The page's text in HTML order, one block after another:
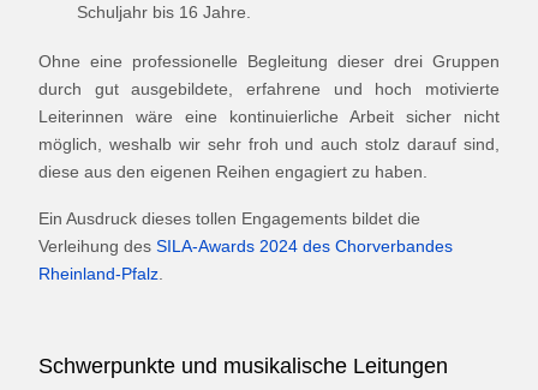
Schuljahr bis 16 Jahre.
Ohne eine professionelle Begleitung dieser drei Gruppen
durch gut ausgebildete, erfahrene und hoch motivierte
Leiterinnen wäre eine kontinuierliche Arbeit sicher nicht
möglich, weshalb wir sehr froh und auch stolz darauf sind,
diese aus den eigenen Reihen engagiert zu haben.
Ein Ausdruck dieses tollen Engagements bildet die
Verleihung des SILA-Awards 2024 des Chorverbandes
Rheinland-Pfalz
Schwerpunkte und musikalische Leitungen